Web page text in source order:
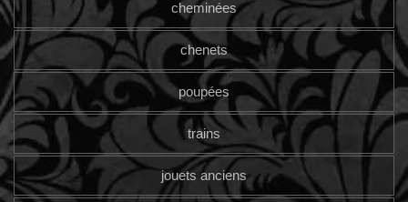
cheminées
chenets
poupées
trains
jouets anciens